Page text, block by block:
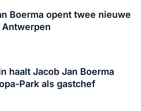
Boerma opent twee nieuwe
Antwerpen
haalt Jacob Jan Boerma
Park als gastchef